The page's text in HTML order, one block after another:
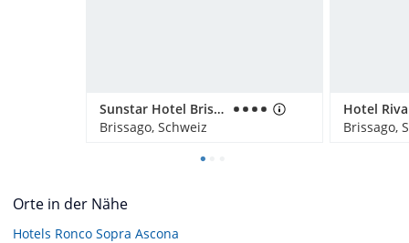
Sunstar Hotel Brissago
Brissago, Schweiz
Brissago,
Orte in der Nähe
Hotels Ronco Sopra Ascona